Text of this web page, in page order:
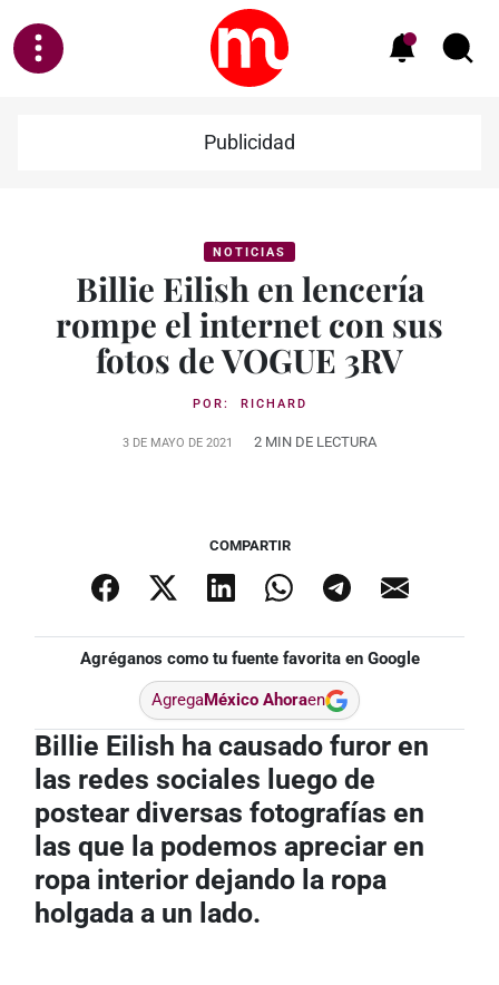
Publicidad
NOTICIAS
Billie Eilish en lencería
rompe el internet con sus
fotos de VOGUE 3RV
POR: RICHARD
3 DE MAYO DE 2021 2 MIN DE LECTURA
COMPARTIR
Agréganos como tu fuente favorita en Google
AgregaMéxico Ahoraen
Billie Eilish ha causado furor en
las redes sociales luego de
postear diversas fotografías en
las que la podemos apreciar en
ropa interior dejando la ropa
holgada a un lado.